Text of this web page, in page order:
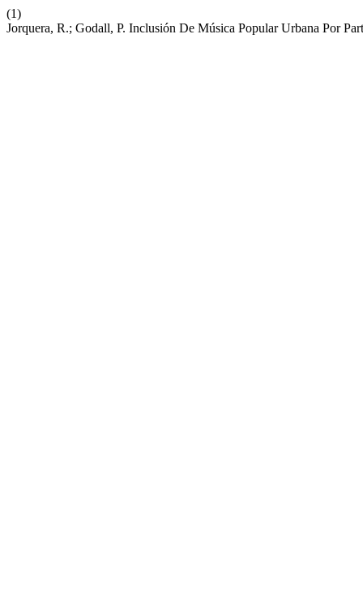
(1)
Jorquera, R.; Godall, P. Inclusión De Música Popular Urbana Por